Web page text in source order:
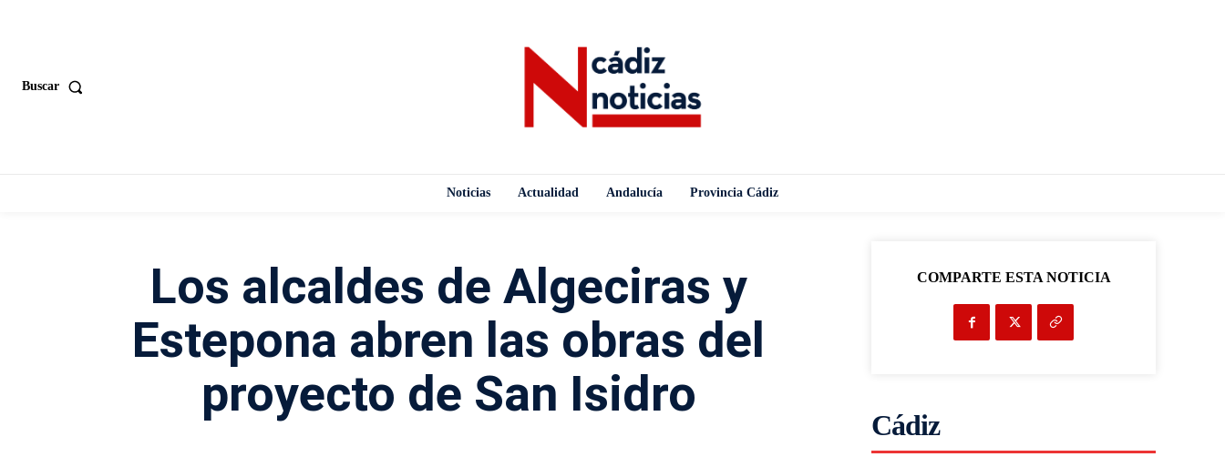
Buscar
Noticias Actualidad Andalucía Provincia Cádiz
Los alcaldes de Algeciras y
Estepona abren las obras del
proyecto de San Isidro
COMPARTE ESTA NOTICIA
Cádiz